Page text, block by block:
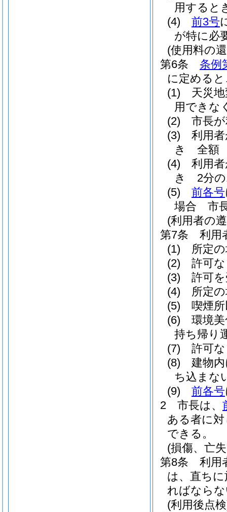
用すると
(4)
前3号
が特に必
(使用料の
第6条
条例
に定める
(1)
天災
用できな
(2)
市長
(3)
利用
き 全額
(4)
利用
き 2分
(5)
前各号
場合 市
(利用者の
第7条
利用
(1)
所定
(2)
許可
(3)
許可
(4)
所定
(5)
喫煙
(6)
環境
持ち帰り
(7)
許可
(8)
建物
ち込まな
(9)
前各号
2
市長は、
ある者に
できる。
(損傷、亡
第8条
利用
は、直ち
ればなら
(利用後点